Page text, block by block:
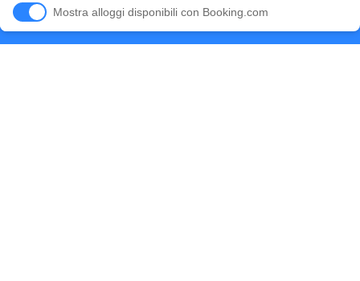
Mostra alloggi disponibili con Booking.com